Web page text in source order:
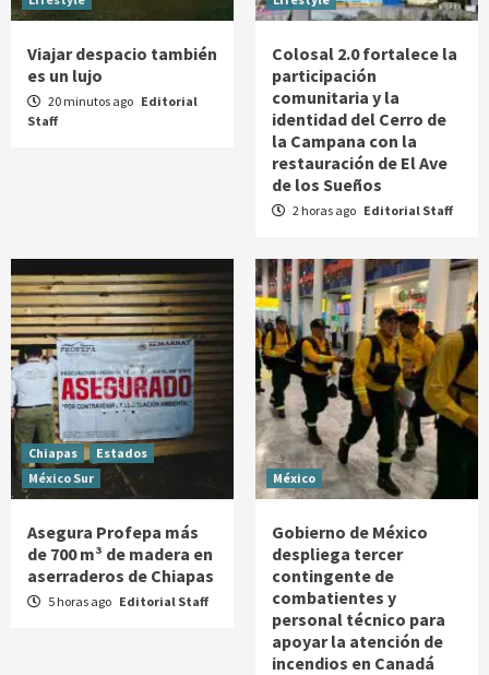
Viajar despacio también
es un lujo
20 minutos ago Editorial
Staff
Colosal 2.0 fortalece la
participación
comunitaria y la
identidad del Cerro de
la Campana con la
restauración de El Ave
de los Sueños
2 horas ago Editorial Staff
Chiapas
Estados
México Sur
Asegura Profepa más
de 700 m³ de madera en
aserraderos de Chiapas
5 horas ago Editorial Staff
México
Gobierno de México
despliega tercer
contingente de
combatientes y
personal técnico para
apoyar la atención de
incendios en Canadá